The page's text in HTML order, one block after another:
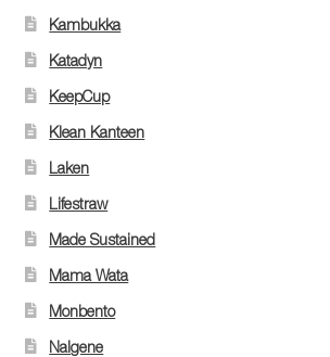
Kambukka
Katadyn
KeepCup
Klean Kanteen
Laken
Lifestraw
Made Sustained
Mama Wata
Monbento
Nalgene